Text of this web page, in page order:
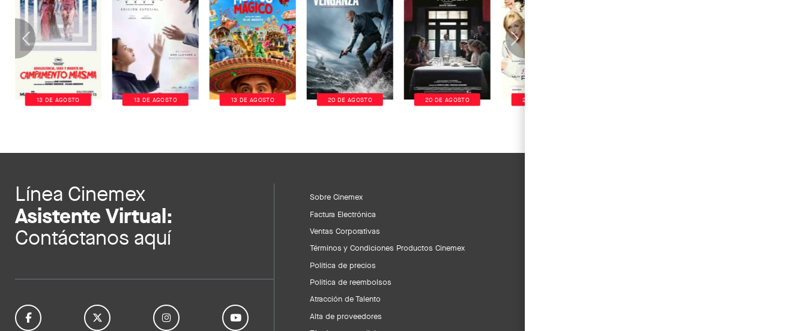
13 DE AGOSTO 13 DE AGOSTO 13 DE AGOSTO 20 DE AGOSTO 20 DE AGOSTO 20 DE AGOSTO
Línea Cinemex
Asistente Virtual:
Contáctanos aquí
Sobre Cinemex
Factura Electrónica
Ventas Corporativas
Términos y Condiciones Productos Cinemex
Política de precios
Política de reembolsos
Atracción de Talento
Alta de proveedores